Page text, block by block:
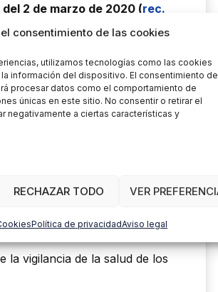
consentimiento de las cookies
utilizamos tecnologías como las cookies
información del dispositivo. El consentimiento de
procesar datos como el comportamiento de
únicas en este sitio. No consentir o retirar el
negativamente a ciertas características y
RECHAZAR TODO VER
Política de privacidadAviso legal
2 de marzo de 2020 (rec.
médico debe considerarse
médicos, a pesar de
o consecuencia negativa y
realizarse dentro de la
invertido deberá ser
ende su compensación.”
los resultados se guardan
al trabajador. En este
del trabajador sobre el
del derecho a la
tanto a este como al resto
la vigilancia de la salud de los